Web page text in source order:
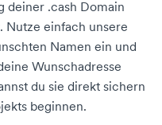
deiner .cash Domain
Nutze einfach unsere
Namen ein und
Wunschadresse
du sie direkt sichern
beginnen.